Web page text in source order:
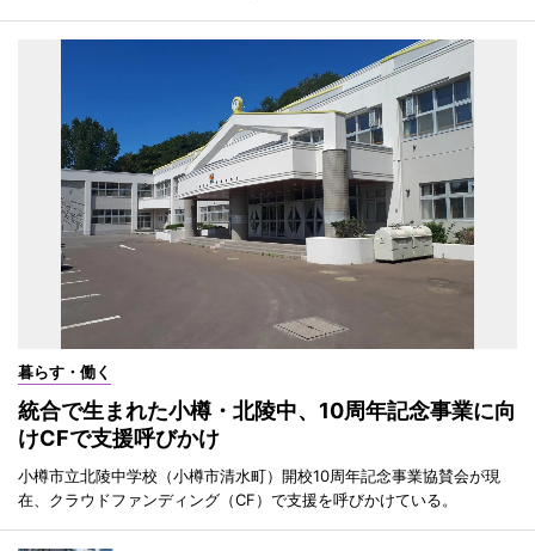
暮らす・働く
統合で生まれた小樽・北陵中、10周年記念事業に向
けCFで支援呼びかけ
小樽市立北陵中学校（小樽市清水町）開校10周年記念事業協賛会が現
在、クラウドファンディング（CF）で支援を呼びかけている。